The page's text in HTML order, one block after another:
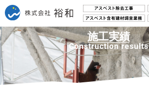
施工実績
Construction results